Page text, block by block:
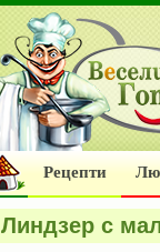
Рецепти
Линдзер с